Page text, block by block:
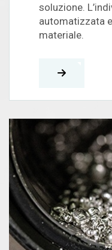
soluzione.
automatizzata
materiale.